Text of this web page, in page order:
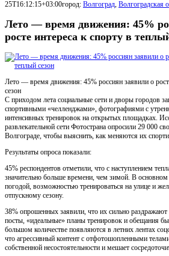
25T16:12:15+03:00город: Волгоград, Волгоградская
Лето — время движения: 45%
росте интереса к спорту в
Лето — время движения: 45% россиян заявили о
сезон
С приходом лета социальные сети и дворы городов
спортивными «челленджами», фотографиями с
интенсивных тренировок на открытых площадках.
развлекательной сети Фотострана опросили 29 000
Волгограде, чтобы выяснить, как меняются их
Результаты опроса показали:
45% респондентов отметили, что с наступлением
значительно больше времени, чем зимой. В основном
погодой, возможностью тренироваться на улице и
отпускному сезону.
38% опрошенных заявили, что их сильно
посты, «идеальные» планы тренировок и обещания
большом количестве появляются в летних лентах
что агрессивный контент с отфотошопленными
собственной несостоятельности и мешает